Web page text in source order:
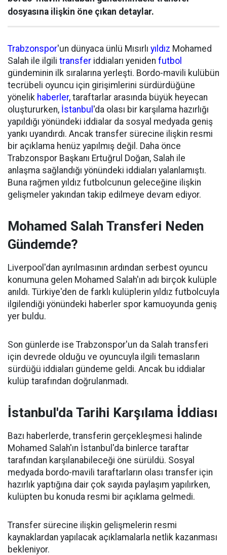
dosyasına ilişkin öne çıkan detaylar.
Trabzonspor'un dünyaca ünlü Mısırlı yıldız Mohamed
Salah ile ilgili transfer iddiaları yeniden futbol
gündeminin ilk sıralarına yerleşti. Bordo-mavili kulübün
tecrübeli oyuncu için girişimlerini sürdürdüğüne
yönelik haberler, taraftarlar arasında büyük heyecan
oluştururken, İstanbul 'da olası bir karşılama hazırlığı
yapıldığı yönündeki iddialar da sosyal medyada geniş
yankı uyandırdı. Ancak transfer sürecine ilişkin resmi
bir açıklama henüz yapılmış değil. Daha önce
Trabzonspor Başkanı Ertuğrul Doğan, Salah ile
anlaşma sağlandığı yönündeki iddiaları yalanlamıştı.
Buna rağmen yıldız futbolcunun geleceğine ilişkin
gelişmeler yakından takip edilmeye devam ediyor.
Mohamed Salah Transferi Neden
Gündemde?
Liverpool'dan ayrılmasının ardından serbest oyuncu
konumuna gelen Mohamed Salah'ın adı birçok kulüple
anıldı. Türkiye'den de farklı kulüplerin yıldız futbolcuyla
ilgilendiği yönündeki haberler spor kamuoyunda geniş
yer buldu.
Son günlerde ise Trabzonspor'un da Salah transferi
için devrede olduğu ve oyuncuyla ilgili temasların
sürdüğü iddiaları gündeme geldi. Ancak bu iddialar
kulüp tarafından doğrulanmadı.
İstanbul'da Tarihi Karşılama İddiası
Bazı haberlerde, transferin gerçekleşmesi halinde
Mohamed Salah'ın İstanbul'da binlerce taraftar
tarafından karşılanabileceği öne sürüldü. Sosyal
medyada bordo-mavili taraftarların olası transfer için
hazırlık yaptığına dair çok sayıda paylaşım yapılırken,
kulüpten bu konuda resmi bir açıklama gelmedi.
Transfer sürecine ilişkin gelişmelerin resmi
kaynaklardan yapılacak açıklamalarla netlik kazanması
bekleniyor.